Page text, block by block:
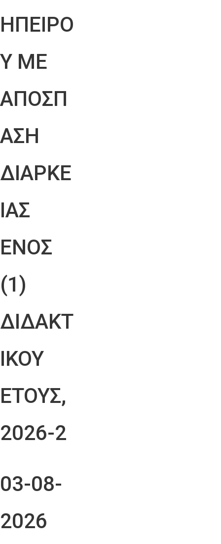
ΗΠΕΙΡΟ
Υ ΜΕ
ΑΠΟΣΠ
ΑΣΗ
ΔΙΑΡΚΕ
ΙΑΣ
ΕΝΟΣ
(1)
ΔΙΔΑΚΤ
ΙΚΟΥ
ΕΤΟΥΣ,
2026-2
03-08-
2026